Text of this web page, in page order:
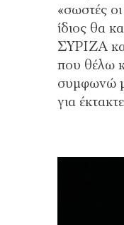
«σωστές
ίδιος θα
ΣΥΡΙΖΑ
που θέλω
συμφωνώ
για